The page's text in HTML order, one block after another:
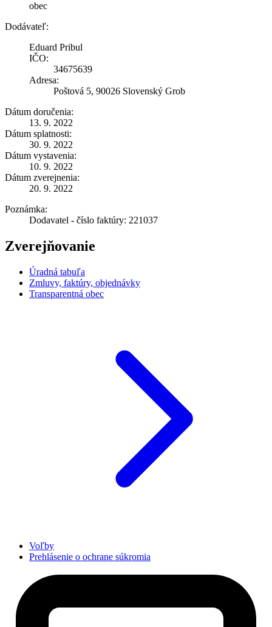
obec
Dodávateľ:
Eduard Pribul
IČO:
34675639
Adresa:
Poštová 5, 90026 Slovenský Grob
Dátum doručenia:
13. 9. 2022
Dátum splatnosti:
30. 9. 2022
Dátum vystavenia:
10. 9. 2022
Dátum zverejnenia:
20. 9. 2022
Poznámka:
Dodavatel - číslo faktúry: 221037
Zverejňovanie
Úradná tabuľa
Zmluvy, faktúry, objednávky
Transparentná obec
Voľby
Prehlásenie o ochrane súkromia